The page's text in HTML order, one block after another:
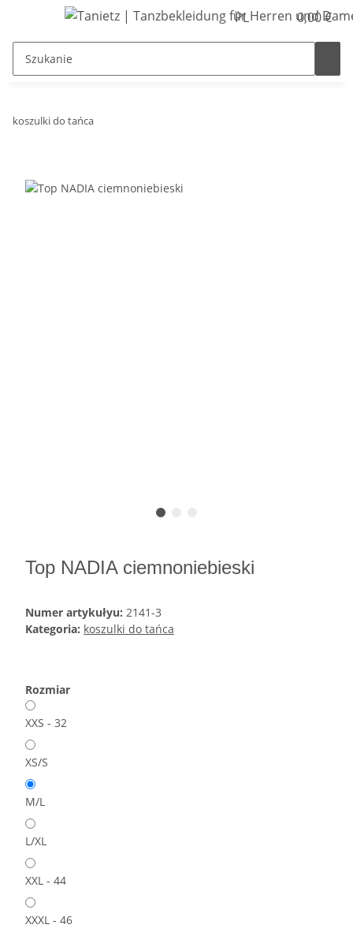
PL 0,00 €
koszulki do tańca
Top NADIA ciemnoniebieski
Numer artykułyu: 2141-3
Kategoria: koszulki do tańca
Rozmiar
XXS - 32
XS/S
M/L
L/XL
XXL - 44
XXXL - 46